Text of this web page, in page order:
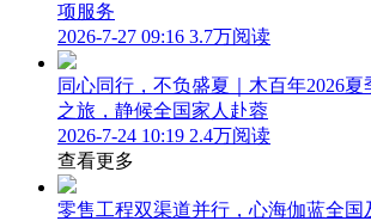
项服务
2026-7-27 09:16 3.7万阅读
同心同行，不负盛夏｜木百年2026
之旅，静候全国家人赴蓉
2026-7-24 10:19 2.4万阅读
查看更多
零售工程双渠道并行，心海伽蓝全国